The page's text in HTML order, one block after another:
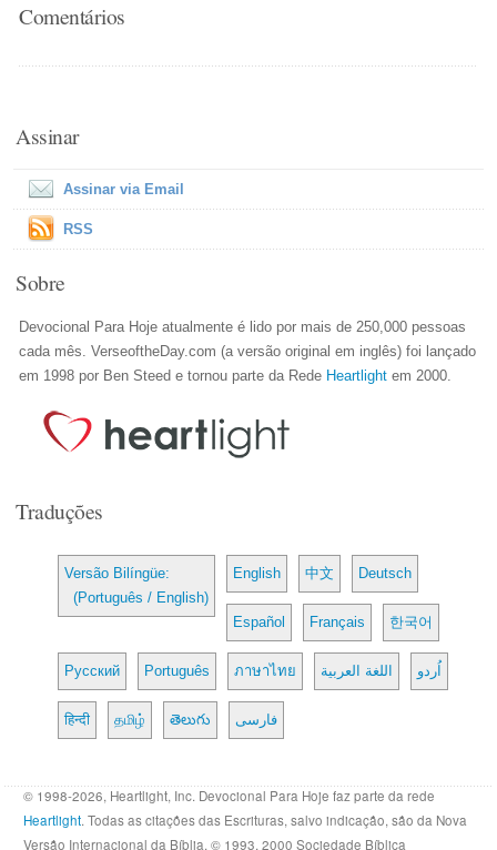
Comentários
Assinar
Assinar via Email
RSS
Sobre
Devocional Para Hoje atualmente é lido por mais de 250,000 pessoas
cada mês. VerseoftheDay.com (a versão original em inglês) foi lançado
em 1998 por Ben Steed e tornou parte da Rede Heartlight em 2000.
Traduções
Versão Bilíngüe:
(Português / English)
English 中文 Deutsch
Español Français 한국어
Русский Português ภาษาไทย اللغة العربية اُردو
हिन्दी தமிழ் తెలుగు فارسی
© 1998-2026, Heartlight, Inc. Devocional Para Hoje faz parte da rede
Heartlight. Todas as citações das Escrituras, salvo indicação, são da Nova
Versão Internacional da Bíblia. © 1993, 2000 Sociedade Bíblica